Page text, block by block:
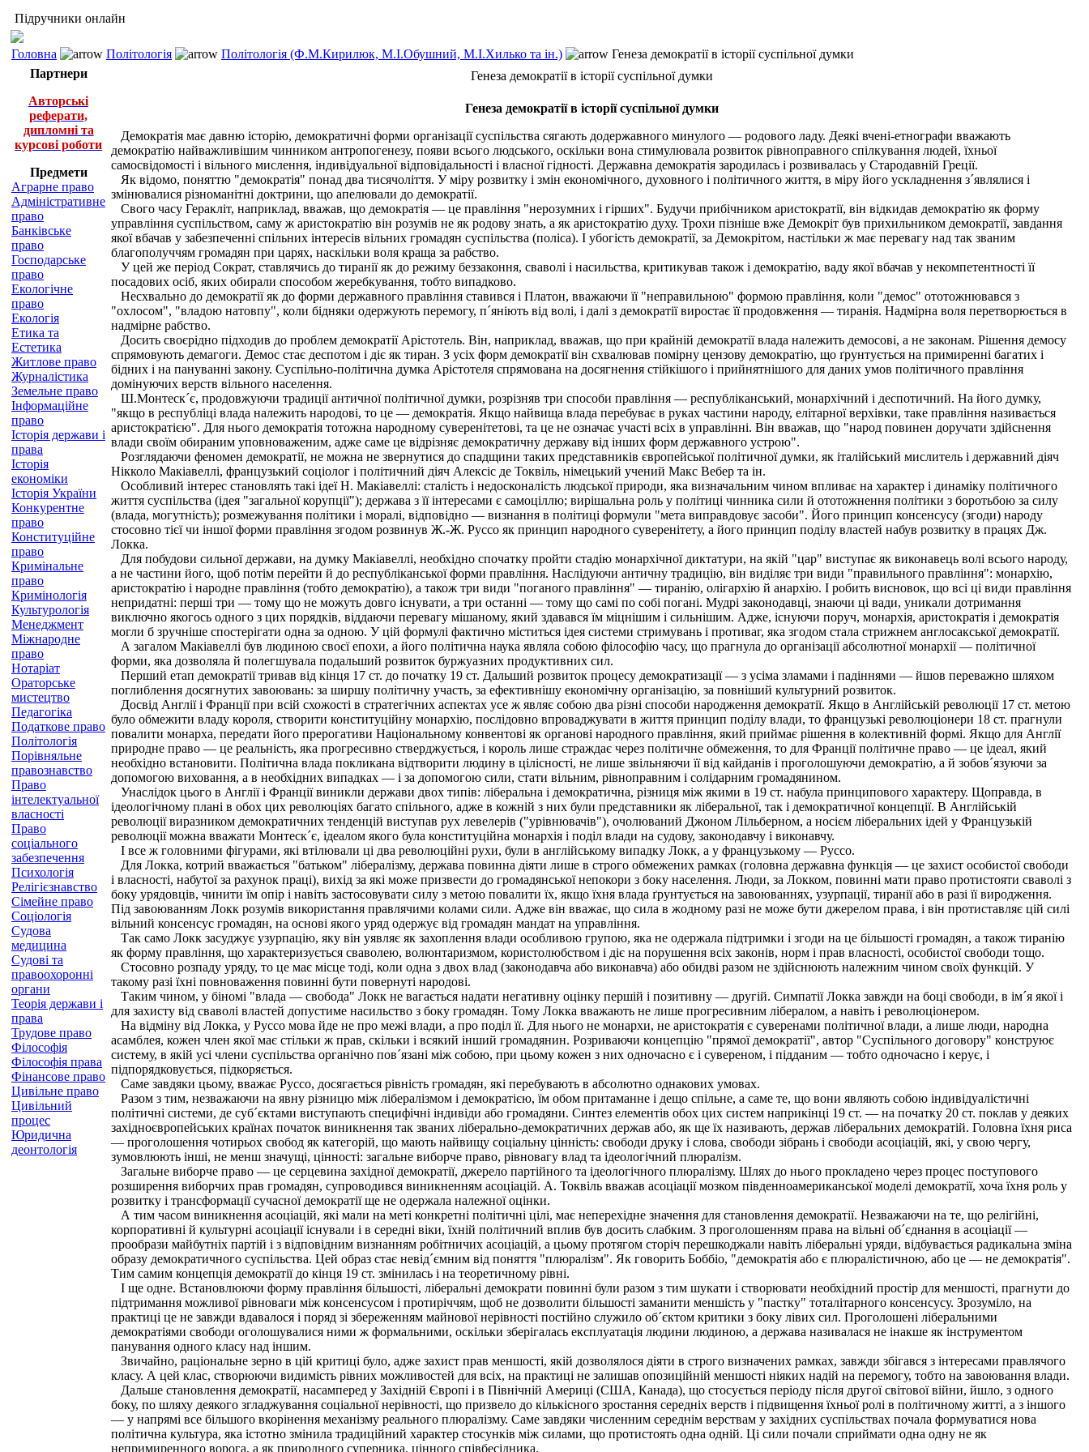
Підручники онлайн
Головна Політологія Політологія (Ф.М.Кирилюк, М.І.Обушний, М.І.Хилько та ін.)
Генеза демократії в історії суспільної думки
Партнери
Авторські
реферати,
дипломні та
курсові роботи
Предмети
Аграрне право
Адміністративне
право
Банківське
право
Господарське
право
Екологічне
право
Екологія
Етика та
Естетика
Житлове право
Журналістика
Земельне право
Інформаційне
право
Історія держави і
права
Історія
економіки
Історія України
Конкурентне
право
Конституційне
право
Кримінальне
право
Кримінологія
Культурологія
Менеджмент
Міжнародне
право
Нотаріат
Ораторське
мистецтво
Педагогіка
Податкове право
Політологія
Порівняльне
правознавство
Право
інтелектуальної
власності
Право
соціального
забезпечення
Психологія
Релігієзнавство
Сімейне право
Соціологія
Судова
медицина
Судові та
правоохоронні
органи
Теорія держави і
права
Трудове право
Філософія
Філософія права
Фінансове право
Цивільне право
Цивільний
процес
Юридична
деонтологія
Генеза демократії в історії суспільної думки
Генеза демократії в історії суспільної думки
Демократія має давню історію, демократичні форми організації суспільства сягають додержавного минулого — родового ладу. Деякі вчені-етнографи вважають
демократію найважливішим чинником антропогенезу, появи всього людського, оскільки вона стимулювала розвиток рівноправного спілкування людей, їхньої
самосвідомості і вільного мислення, індивідуальної відповідальності і власної гідності. Державна демократія зародилась і розвивалась у Стародавній Греції.
Як відомо, поняттю "демократія" понад два тисячоліття. У міру розвитку і змін економічного, духовного і політичного життя, в міру його ускладнення з´являлися і
змінювалися різноманітні доктрини, що апелювали до демократії.
Свого часу Геракліт, наприклад, вважав, що демократія — це правління "нерозумних і гірших". Будучи прибічником аристократії, він відкидав демократію як форму
управління суспільством, саму ж аристократію він розумів не як родову знать, а як аристократію духу. Трохи пізніше вже Демокріт був прихильником демократії, завдання
якої вбачав у забезпеченні спільних інтересів вільних громадян суспільства (поліса). І убогість демократії, за Демокрітом, настільки ж має перевагу над так званим
благополуччям громадян при царях, наскільки воля краща за рабство.
У цей же період Сократ, ставлячись до тиранії як до режиму беззаконня, сваволі і насильства, критикував також і демократію, ваду якої вбачав у некомпетентності її
посадових осіб, яких обирали способом жеребкування, тобто випадково.
Несхвально до демократії як до форми державного правління ставився і Платон, вважаючи її "неправильною" формою правління, коли "демос" ототожнювався з
"охлосом", "владою натовпу", коли бідняки одержують перемогу, п´яніють від волі, і далі з демократії виростає її продовження — тиранія. Надмірна воля перетворюється в
надмірне рабство.
Досить своєрідно підходив до проблем демократії Арістотель. Він, наприклад, вважав, що при крайній демократії влада належить демосові, а не законам. Рішення демосу
спрямовують демагоги. Демос стає деспотом і діє як тиран. З усіх форм демократії він схвалював помірну цензову демократію, що ґрунтується на примиренні багатих і
бідних і на пануванні закону. Суспільно-політична думка Арістотеля спрямована на досягнення стійкішого і прийнятнішого для даних умов політичного правління
домінуючих верств вільного населення.
Ш.Монтеск´є, продовжуючи традиції античної політичної думки, розрізняв три способи правління — республіканський, монархічний і деспотичний. На його думку,
"якщо в республіці влада належить народові, то це — демократія. Якщо найвища влада перебуває в руках частини народу, елітарної верхівки, таке правління називається
аристократією". Для нього демократія тотожна народному суверенітетові, та це не означає участі всіх в управлінні. Він вважав, що "народ повинен доручати здійснення
влади своїм обираним уповноваженим, адже саме це відрізняє демократичну державу від інших форм державного устрою".
Розглядаючи феномен демократії, не можна не звернутися до спадщини таких представників європейської політичної думки, як італійський мислитель і державний діяч
Нікколо Макіавеллі, французький соціолог і політичний діяч Алексіс де Токвіль, німецький учений Макс Вебер та ін.
Особливий інтерес становлять такі ідеї Н. Макіавеллі: сталість і недосконалість людської природи, яка визначальним чином впливає на характер і динаміку політичного
життя суспільства (ідея "загальної корупції"); держава з її інтересами є самоціллю; вирішальна роль у політиці чинника сили й ототожнення політики з боротьбою за силу
(влада, могутність); розмежування політики і моралі, відповідно — визнання в політиці формули "мета виправдовує засоби". Його принцип консенсусу (згоди) народу
стосовно тієї чи іншої форми правління згодом розвинув Ж.-Ж. Руссо як принцип народного суверенітету, а його принцип поділу властей набув розвитку в працях Дж.
Локка.
Для побудови сильної держави, на думку Макіавеллі, необхідно спочатку пройти стадію монархічної диктатури, на якій "цар" виступає як виконавець волі всього народу,
а не частини його, щоб потім перейти й до республіканської форми правління. Наслідуючи античну традицію, він виділяє три види "правильного правління": монархію,
аристократію і народне правління (тобто демократію), а також три види "поганого правління" — тиранію, олігархію й анархію. І робить висновок, що всі ці види правління
непридатні: перші три — тому що не можуть довго існувати, а три останні — тому що самі по собі погані. Мудрі законодавці, знаючи ці вади, уникали дотримання
виключно якогось одного з цих порядків, віддаючи перевагу мішаному, який здавався їм міцнішим і сильнішим. Адже, існуючи поруч, монархія, аристократія і демократія
могли б зручніше спостерігати одна за одною. У цій формулі фактично міститься ідея системи стримувань і противаг, яка згодом стала стрижнем англосакської демократії.
А загалом Макіавеллі був людиною своєї епохи, а його політична наука являла собою філософію часу, що прагнула до організації абсолютної монархії — політичної
форми, яка дозволяла й полегшувала подальший розвиток буржуазних продуктивних сил.
Перший етап демократії тривав від кінця 17 ст. до початку 19 ст. Дальший розвиток процесу демократизації — з усіма зламами і падіннями — йшов переважно шляхом
поглиблення досягнутих завоювань: за ширшу політичну участь, за ефективнішу економічну організацію, за повніший культурний розвиток.
Досвід Англії і Франції при всій схожості в стратегічних аспектах усе ж являє собою два різні способи народження демократії. Якщо в Англійській революції 17 ст. метою
було обмежити владу короля, створити конституційну монархію, послідовно впроваджувати в життя принцип поділу влади, то французькі революціонери 18 ст. прагнули
повалити монарха, передати його прерогативи Національному конвентові як органові народного правління, який приймає рішення в колективній формі. Якщо для Англії
природне право — це реальність, яка прогресивно стверджується, і король лише страждає через політичне обмеження, то для Франції політичне право — це ідеал, який
необхідно встановити. Політична влада покликана відтворити людину в цілісності, не лише звільняючи її від кайданів і проголошуючи демократію, а й зобов´язуючи за
допомогою виховання, а в необхідних випадках — і за допомогою сили, стати вільним, рівноправним і солідарним громадянином.
Унаслідок цього в Англії і Франції виникли держави двох типів: ліберальна і демократична, різниця між якими в 19 ст. набула принципового характеру. Щоправда, в
ідеологічному плані в обох цих революціях багато спільного, адже в кожній з них були представники як ліберальної, так і демократичної концепції. В Англійській
революції виразником демократичних тенденцій виступав рух левелерів ("урівнювачів"), очолюваний Джоном Лільберном, а носієм ліберальних ідей у Французькій
революції можна вважати Монтеск´є, ідеалом якого була конституційна монархія і поділ влади на судову, законодавчу і виконавчу.
І все ж головними фігурами, які втілювали ці два революційні рухи, були в англійському випадку Локк, а у французькому — Руссо.
Для Локка, котрий вважається "батьком" лібералізму, держава повинна діяти лише в строго обмежених рамках (головна державна функція — це захист особистої свободи
і власності, набутої за рахунок праці), вихід за які може призвести до громадянської непокори з боку населення. Люди, за Локком, повинні мати право протистояти сваволі з
боку урядовців, чинити їм опір і навіть застосовувати силу з метою повалити їх, якщо їхня влада ґрунтується на завоюваннях, узурпації, тиранії або в разі її виродження.
Під завоюванням Локк розумів використання правлячими колами сили. Адже він вважає, що сила в жодному разі не може бути джерелом права, і він протиставляє цій силі
вільний консенсус громадян, на основі якого уряд одержує від громадян мандат на управління.
Так само Локк засуджує узурпацію, яку він уявляє як захоплення влади особливою групою, яка не одержала підтримки і згоди на це більшості громадян, а також тиранію
як форму правління, що характеризується сваволею, волюнтаризмом, користолюбством і діє на порушення всіх законів, норм і прав власності, особистої свободи тощо.
Стосовно розпаду уряду, то це має місце тоді, коли одна з двох влад (законодавча або виконавча) або обидві разом не здійснюють належним чином своїх функцій. У
такому разі їхні повноваження повинні бути повернуті народові.
Таким чином, у біномі "влада — свобода" Локк не вагається надати негативну оцінку першій і позитивну — другій. Симпатії Локка завжди на боці свободи, в ім´я якої і
для захисту від сваволі властей допустиме насильство з боку громадян. Тому Локка вважають не лише прогресивним лібералом, а навіть і революціонером.
На відміну від Локка, у Руссо мова йде не про межі влади, а про поділ її. Для нього не монархи, не аристократія є суверенами політичної влади, а лише люди, народна
асамблея, кожен член якої має стільки ж прав, скільки і всякий інший громадянин. Розриваючи концепцію "прямої демократії", автор "Суспільного договору" конструює
систему, в якій усі члени суспільства органічно пов´язані між собою, при цьому кожен з них одночасно є і сувереном, і підданим — тобто одночасно і керує, і
підпорядковується, підкоряється.
Саме завдяки цьому, вважає Руссо, досягається рівність громадян, які перебувають в абсолютно однакових умовах.
Разом з тим, незважаючи на явну різницю між лібералізмом і демократією, їм обом притаманне і дещо спільне, а саме те, що вони являють собою індивідуалістичні
політичні системи, де суб´єктами виступають специфічні індивіди або громадяни. Синтез елементів обох цих систем наприкінці 19 ст. — на початку 20 ст. поклав у деяких
західноєвропейських країнах початок виникнення так званих ліберально-демократичних держав або, як ще їх називають, держав ліберальних демократій. Головна їхня риса
— проголошення чотирьох свобод як категорій, що мають найвищу соціальну цінність: свободи друку і слова, свободи зібрань і свободи асоціацій, які, у свою чергу,
зумовлюють інші, не менш значущі, цінності: загальне виборче право, рівновагу влад та ідеологічний плюралізм.
Загальне виборче право — це серцевина західної демократії, джерело партійного та ідеологічного плюралізму. Шлях до нього прокладено через процес поступового
розширення виборчих прав громадян, супроводився виникненням асоціацій. А. Токвіль вважав асоціації мозком південноамериканської моделі демократії, хоча їхня роль у
розвитку і трансформації сучасної демократії ще не одержала належної оцінки.
А тим часом виникнення асоціацій, які мали на меті конкретні політичні цілі, має неперехідне значення для становлення демократії. Незважаючи на те, що релігійні,
корпоративні й культурні асоціації існували і в середні віки, їхній політичний вплив був досить слабким. З проголошенням права на вільні об´єднання в асоціації —
прообрази майбутніх партій і з відповідним визнанням робітничих асоціацій, а цьому протягом сторіч перешкоджали навіть ліберальні уряди, відбувається радикальна зміна
образу демократичного суспільства. Цей образ стає невід´ємним від поняття "плюралізм". Як говорить Боббіо, "демократія або є плюралістичною, або це — не демократія".
Тим самим концепція демократії до кінця 19 ст. змінилась і на теоретичному рівні.
І ще одне. Встановлюючи форму правління більшості, ліберальні демократи повинні були разом з тим шукати і створювати необхідний простір для меншості, прагнути до
підтримання можливої рівноваги між консенсусом і протиріччям, щоб не дозволити більшості заманити меншість у "пастку" тоталітарного консенсусу. Зрозуміло, на
практиці це не завжди вдавалося і поряд зі збереженням майнової нерівності постійно служило об´єктом критики з боку лівих сил. Проголошені ліберальними
демократіями свободи оголошувалися ними ж формальними, оскільки зберігалась експлуатація людини людиною, а держава називалася не інакше як інструментом
панування одного класу над іншим.
Звичайно, раціональне зерно в цій критиці було, адже захист прав меншості, якій дозволялося діяти в строго визначених рамках, завжди збігався з інтересами правлячого
класу. А цей клас, створюючи видимість рівних можливостей для всіх, на практиці не залишав опозиційній меншості ніяких надій на перемогу, тобто на завоювання влади.
Дальше становлення демократії, насамперед у Західній Європі і в Північній Америці (США, Канада), що стосується періоду після другої світової війни, йшло, з одного
боку, по шляху деякого згладжування соціальної нерівності, що призвело до кількісного зростання середніх верств і підвищення їхньої ролі в політичному житті, а з іншого
— у напрямі все більшого вкорінення механізму реального плюралізму. Саме завдяки численним середнім верствам у західних суспільствах почала формуватися нова
політична культура, яка істотно змінила традиційний характер стосунків між силами, що протистоять одна одній. Ці сили почали сприймати одна одну не як
непримиренного ворога, а як природного суперника, цінного співбесідника.